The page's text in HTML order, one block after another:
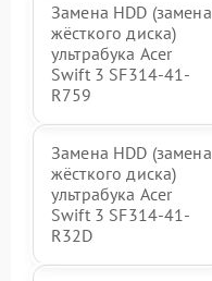
Замена HDD (замена
жёсткого диска)
ультрабука Acer
Swift 3 SF314-41-
R759
Замена HDD (замена
жёсткого диска)
ультрабука Acer
Swift 3 SF314-41-
R32D